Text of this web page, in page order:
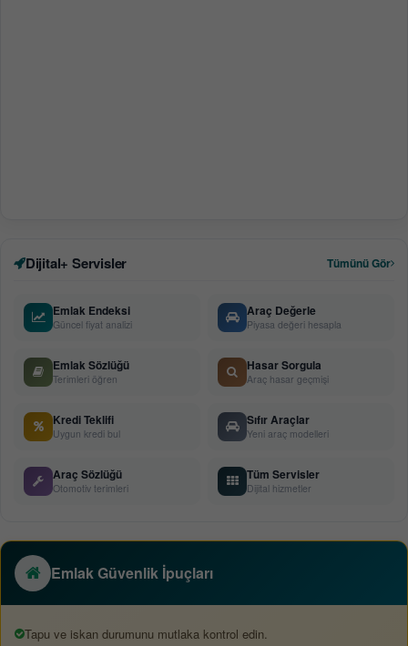
Dijital+ Servisler Tümünü Gör
Emlak Endeksi
Güncel fiyat analizi
Araç Değerle
Piyasa değeri hesapla
Emlak Sözlüğü
Terimleri öğren
Hasar Sorgula
Araç hasar geçmişi
Kredi Teklifi
Uygun kredi bul
Sıfır Araçlar
Yeni araç modelleri
Araç Sözlüğü
Otomotiv terimleri
Tüm Servisler
Dijital hizmetler
Emlak Güvenlik İpuçları
Tapu ve iskan durumunu mutlaka kontrol edin.